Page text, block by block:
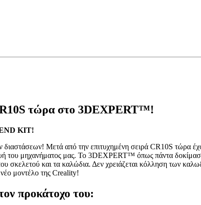
τώρα στο 3DEXPERT™!
KIT!
Μετά από την επιτυχημένη σειρά CR10S τώρα
του μηχανήματος μας. Το 3DEXPERT™ όπως πάντα
σκελετού και τα καλώδια. Δεν χρειάζεται κόλληση των
μοντέλο της Creality!
προκάτοχο του: